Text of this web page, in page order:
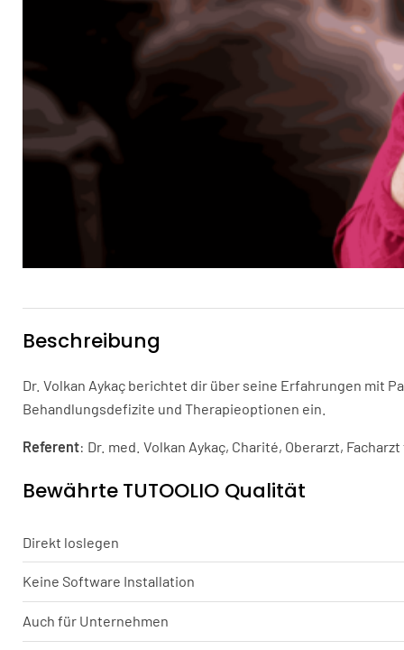
Beschreibung
Dr. Volkan Aykaç berichtet dir über seine Erfahrungen mit
Behandlungsdefizite und Therapieoptionen ein.
Referent: Dr. med. Volkan Aykaç, Charité, Oberarzt,
Bewährte TUTOOLIO Qualität
Direkt loslegen
Keine Software Installation
Auch für Unternehmen